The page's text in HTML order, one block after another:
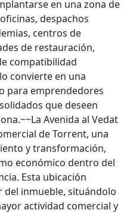
en una zona de
despachos
centros de
de restauración,
compatibilidad
convierte en una
para emprendedores
que deseen
Avenida al Vedat
de Torrent, una
y transformación,
económico dentro del
Esta ubicación
del inmueble, situándolo
actividad comercial y